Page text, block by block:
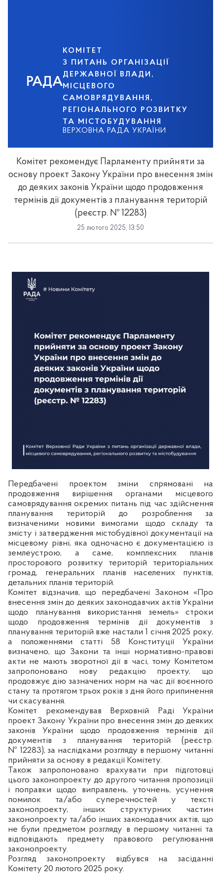
РАДА
КОМІТЕТ
З ПИТАНЬ ОРГАНІЗАЦІЇ
ДЕРЖАВНОЇ ВЛАДИ,
МІСЦЕВОГО
САМОВРЯДУВАННЯ,
РЕГІОНАЛЬНОГО РОЗВИТКУ
ТА МІСТОБУДУВАННЯ
ВЕРХОВНА РАДА УКРАЇНИ
Комітет рекомендує Парламенту прийняти за
основу проект Закону України про внесення змін
до деяких законів України щодо продовження
термінів дії документів з планування територій
(реєстр. № 12283)
25 лютого 2025, 13:50
Передбачені проектом зміни спрямовані на
продовження вирішення органами місцевого
самоврядування окремих питань під час здійснення
планування територій до розроблення за
визначеними новими вимогами щодо складу та
змісту і затвердження містобудівної документації на
місцевому рівні, яка одночасно є документацією із
землеустрою, а саме, комплексних планів
просторового розвитку територій територіальних
громад, генеральних планів населених пунктів,
детальних планів територій.
Комітет відзначив, що передбачені Законом «Про
внесення змін до деяких законодавчих актів України
щодо планування використання земель»строки
щодо продовження термінів дії документів з
планування територій вже настали 1 січня 2025 року,
а положеннями статті 58 Конституції України
визначено, що Закони та інші нормативно-правові
акти не мають зворотної дії в часі, тому Комітетом
запропоновано нову редакцію проекту, що
продовжує дію зазначених норм на час дії воєнного
стану та протягом трьох років з дня його припинення
чи скасування.
Комітет рекомендував Верховній Раді України
проект Закону України про внесення змін до деяких
законів України щодо продовження термінів дії
документів з планування територій (реєстр.
№ 12283), за наслідками розгляду в першому читанні
прийняти за основу в редакції Комітету.
Також запропоновано врахувати при підготовці
цього законопроекту до другого читання пропозиції
і поправки щодо виправлень, уточнень, усунення
помилок та/або суперечностей у тексті
законопроекту, інших структурних частин
законопроекту та/або інших законодавчих актів, що
не були предметом розгляду в першому читанні та
відповідають предмету правового регулювання
законопроекту.
Розгляд законопроекту відбувся на засіданні
Комітету 20 лютого 2025 року.